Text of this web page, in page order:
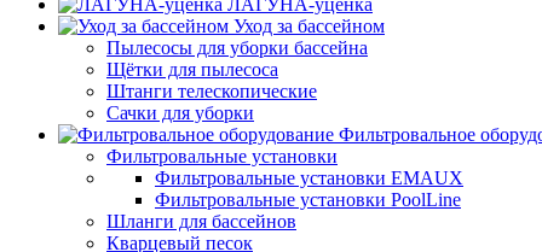
ЛАГУНА-уценка
Уход за бассейном
Пылесосы для уборки бассейна
Щётки для пылесоса
Штанги телескопические
Сачки для уборки
Фильтровальное
Фильтровальные установки
Фильтровальные установки EMAUX
Фильтровальные установки PoolLine
Шланги для бассейнов
Кварцевый песок